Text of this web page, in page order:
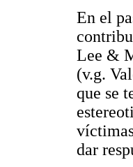
En el
Lee &
(v.g.
que se
dar